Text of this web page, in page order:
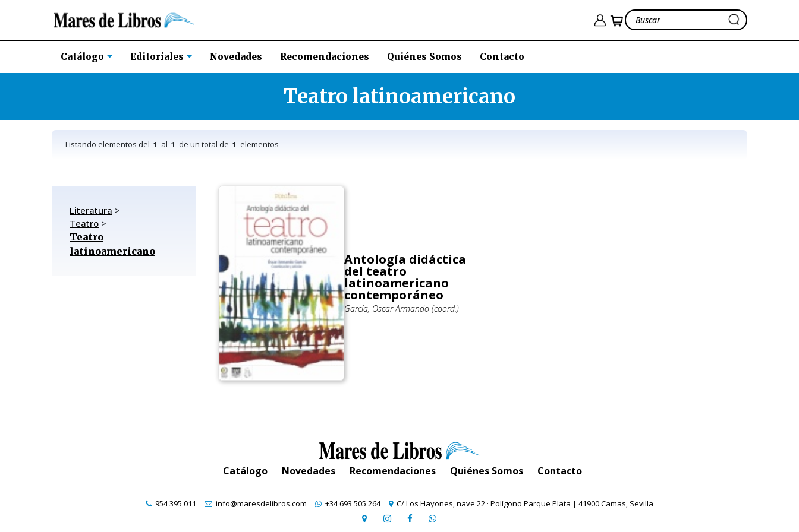
Catálogo Editoriales Novedades Recomendaciones Quiénes Somos Contacto
Teatro latinoamericano
Listando elementos del 1 al 1 de un total de 1 elementos
Literatura >
Teatro >
Teatro
latinoamericano
Antología didáctica
del teatro
latinoamericano
contemporáneo
García, Oscar Armando (coord.)
Catálogo Novedades Recomendaciones Quiénes Somos Contacto
954 395 011 info@maresdelibros.com +34 693 505 264 C/ Los Hayones, nave 22 · Polígono Parque Plata | 41900 Camas, Sevilla